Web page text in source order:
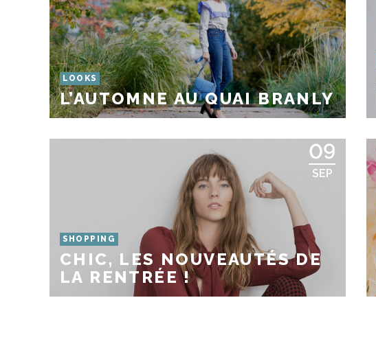
LOOKS
L’AUTOMNE AU QUAI BRANLY
09
SEP
SHOPPING
CHIC, LES NOUVEAUTÉS DE
LA RENTRÉE !